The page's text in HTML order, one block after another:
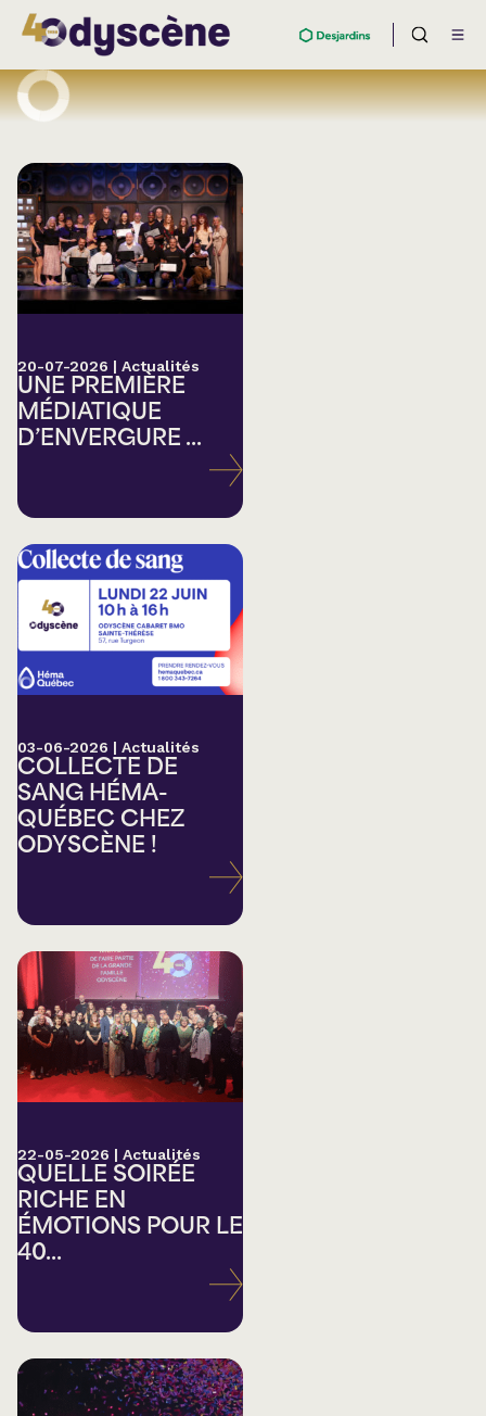
20-07-2026 | Actualités
UNE PREMIÈRE
MÉDIATIQUE
D’ENVERGURE ...
03-06-2026 | Actualités
COLLECTE DE
SANG HÉMA-
QUÉBEC CHEZ
ODYSCÈNE !
22-05-2026 | Actualités
QUELLE SOIRÉE
RICHE EN
ÉMOTIONS POUR LE
40...